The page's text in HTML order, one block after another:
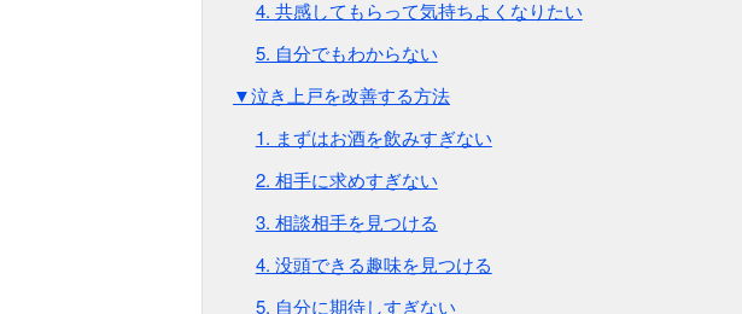
4. 共感してもらって気持ちよくなりたい
5. 自分でもわからない
▼泣き上戸を改善する方法
1. まずはお酒を飲みすぎない
2. 相手に求めすぎない
3. 相談相手を見つける
4. 没頭できる趣味を見つける
5. 自分に期待しすぎない